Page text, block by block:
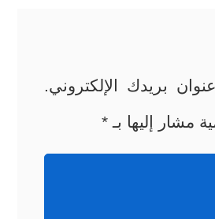
بريدك الإلكتروني.
مشار إليها بـ *